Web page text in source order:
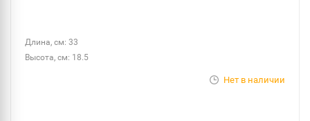
Длина, см: 33
Высота, см: 18.5
Нет в наличии